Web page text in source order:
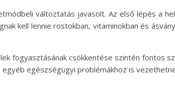
változtatás javasolt. Az első lépés a
kell lennie rostokban, vitaminokban és
fogyasztásának csökkentése szintén fontos
egészségügyi problémákhoz is